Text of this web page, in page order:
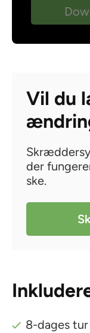
Vil du
der
ske.
8-dages